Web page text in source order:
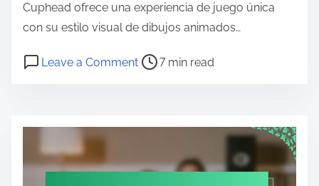
Cuphead ofrece una experiencia de juego única
con su estilo visual de dibujos animados…
Leave a Commenton Cuphead: Estilo Visual,
Post read time 7 min read